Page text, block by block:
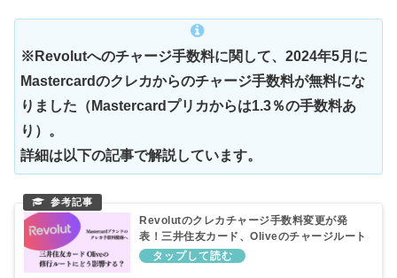
※Revolutへのチャージ手数料に関して、2024年5月に
Mastercardのクレカからのチャージ手数料が無料にな
りました（Mastercardプリカからは1.3％の手数料あ
り）。
詳細は以下の記事で解説しています。
Revolutのクレカチャージ手数料変更が発
表！三井住友カード、Oliveのチャージルート
にはどう影響する？